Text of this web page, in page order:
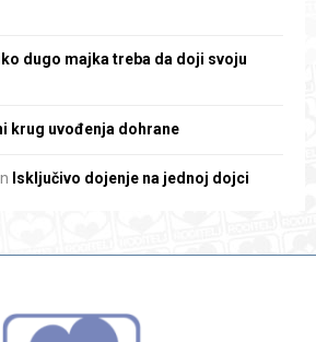
dugo majka treba da doji svoju
krug uvođenja dohrane
Isključivo dojenje na jednoj dojci